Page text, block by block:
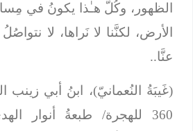
الظهور، وكُلُّ هـٰذا يكونُ في
الأرض، لكنَّنا لا نَراها، لا
عنَّا..
(غَيبَةُ النُعمانيّ)، ابنُ أبي زينب
360 للهجرة/ طبعةُ أنوار